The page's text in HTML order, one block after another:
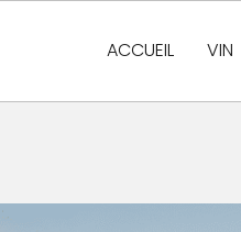
ACCUEIL VIN